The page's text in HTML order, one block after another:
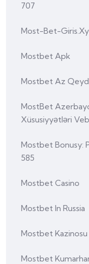
707
Most-Bet-
Mostbet Apk
Mostbet Az
MostBet
Xüsusiyyətləri
Mostbet Bonusy:
585
Mostbet Casino
Mostbet In Russia
Mostbet Kazinosu
Mostbet